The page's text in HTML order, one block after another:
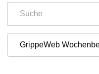
GrippeWeb